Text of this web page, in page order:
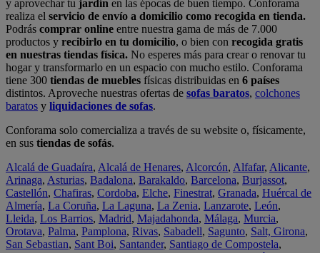
y aprovechar tu jardín en las épocas de buen tiempo. Conforama
realiza el servicio de envío a domicilio como recogida en tienda.
Podrás comprar online entre nuestra gama de más de 7.000
productos y recibirlo en tu domicilio, o bien con recogida gratis
en nuestras tiendas física. No esperes más para crear o renovar tu
hogar y transformarlo en un espacio con mucho estilo. Conforama
tiene 300 tiendas de muebles físicas distribuidas en 6 países
distintos. Aproveche nuestras ofertas de sofas baratos, colchones
baratos y liquidaciones de sofas.
Conforama solo comercializa a través de su website o, físicamente,
en sus tiendas de sofás.
Alcalá de Guadaíra, Alcalá de Henares, Alcorcón, Alfafar, Alicante,
Arinaga, Asturias, Badalona, Barakaldo, Barcelona, Burjassot,
Castellón, Chafiras, Cordoba, Elche, Finestrat, Granada, Huércal de
Almería, La Coruña, La Laguna, La Zenia, Lanzarote, León,
Lleida, Los Barrios, Madrid, Majadahonda, Málaga, Murcia,
Orotava, Palma, Pamplona, Rivas, Sabadell, Sagunto, Salt, Girona,
San Sebastian, Sant Boi, Santander, Santiago de Compostela,